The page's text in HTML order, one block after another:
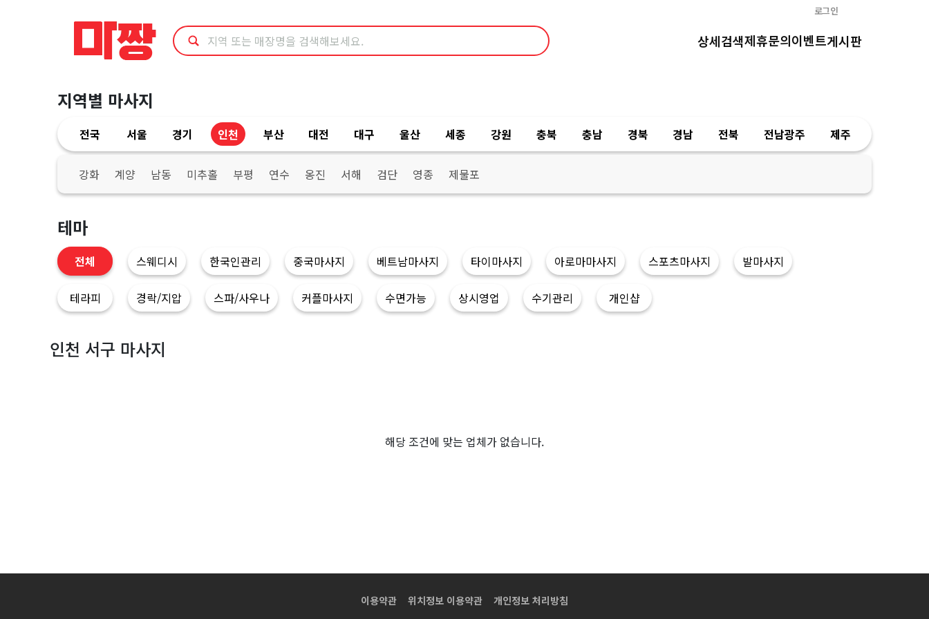
로그인
상세검색제휴문의이벤트게시판
지역별 마사지
전국 서울 경기 인천 부산 대전 대구 울산 세종 강원 충북 충남 경북 경남 전북 전남광주 제주
강화 계양 남동 미추홀 부평 연수 옹진 서해 검단 영종 제물포
테마
전체 스웨디시 한국인관리 중국마사지 베트남마사지 타이마사지 아로마마사지 스포츠마사지 발마사지
테라피 경락/지압 스파/사우나 커플마사지 수면가능 상시영업 수기관리 개인샵
인천 서구 마사지
해당 조건에 맞는 업체가 없습니다.
이용약관 위치정보 이용약관 개인정보 처리방침